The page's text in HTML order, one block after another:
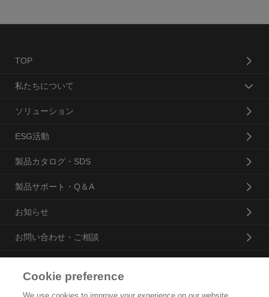
TOP
私たちについて
ソリューション
ESG活動
製品カタログ・SDS
製品サポート・Q＆A
お知らせ
お問い合わせ・ご相談
Cookie preference